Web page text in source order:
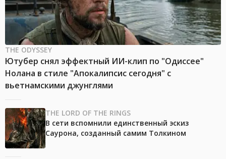
THE ODYSSEY
Ютубер снял эффектный ИИ-клип по "Одиссее"
Нолана в стиле "Апокалипсис сегодня" с
вьетнамскими джунглями
THE LORD OF THE RINGS
В сети вспомнили единственный эскиз
Саурона, созданный самим Толкином